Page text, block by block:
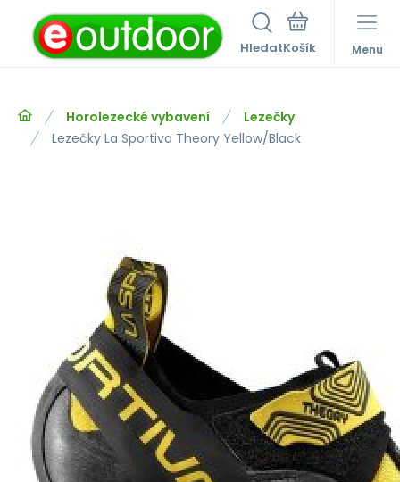
Hledat Menu
Horolezecké vybavení
Lezečky
Lezečky La Sportiva Theory Yellow/Black